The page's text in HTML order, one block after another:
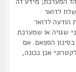
לדואר
או שמערכת
הספאם. אם
אכן נכונה,